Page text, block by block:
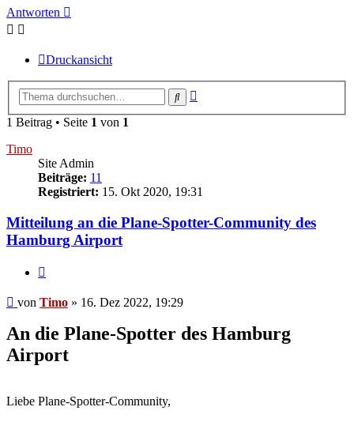
Antworten
Druckansicht
Suche
1 Beitrag • Seite 1 von 1
Timo
Site Admin
Beiträge: 11
Registriert: 15. Okt 2020, 19:31
Mitteilung an die Plane-Spotter-Community des
Hamburg Airport
Beitrag
von Timo » 16. Dez 2022, 19:29
An die Plane-Spotter des Hamburg
Airport
Liebe Plane-Spotter-Community,